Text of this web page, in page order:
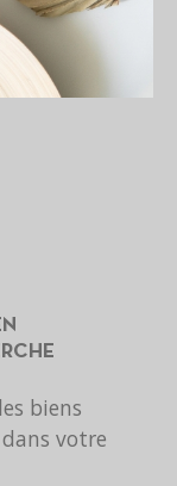
biens
dans votre